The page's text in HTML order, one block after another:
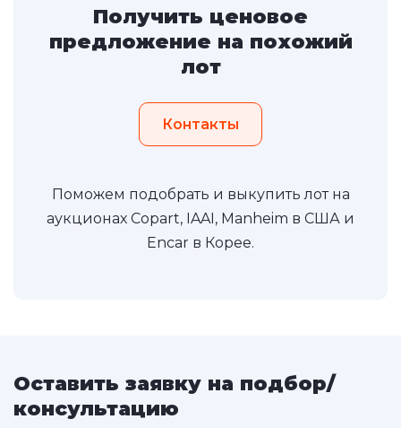
Получить ценовое
предложение на похожий
лот
Контакты
Поможем подобрать и выкупить лот на
аукционах Copart, IAAI, Manheim в США и
Encar в Корее.
Оставить заявку на подбор/
консультацию